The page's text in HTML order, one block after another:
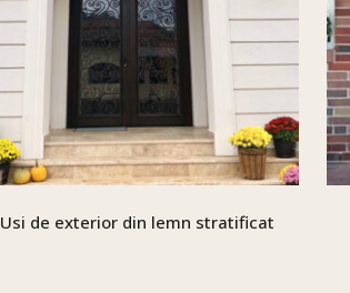
Usi de exterior din lemn stratificat